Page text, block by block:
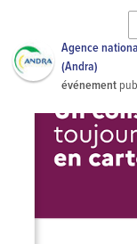
Agence
(Andra)
événement